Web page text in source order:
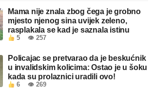
Mama nije znala zbog čega je grobno
mjesto njenog sina uvijek zeleno,
rasplakala se kad je saznala istinu
5 👁 257
Policajac se pretvarao da je beskućnik
u invalidskim kolicima: Ostao je u šoku
kada su prolaznici uradili ovo!
6 👁 269